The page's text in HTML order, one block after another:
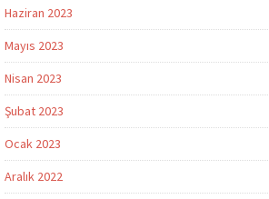
Haziran 2023
Mayıs 2023
Nisan 2023
Şubat 2023
Ocak 2023
Aralık 2022